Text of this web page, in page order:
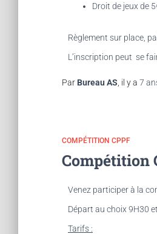
Droit de jeux de
Règlement sur place,
L’inscription peut se
Par Bureau AS , il y a 7
COMPÉTITION CPPF
Compétition
Venez participer à la
Départ au choix 9H30
Tarifs :